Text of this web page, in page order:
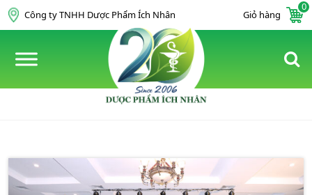
Skip to content
Công ty TNHH Dược Phẩm Ích Nhân Giỏ hàng
0